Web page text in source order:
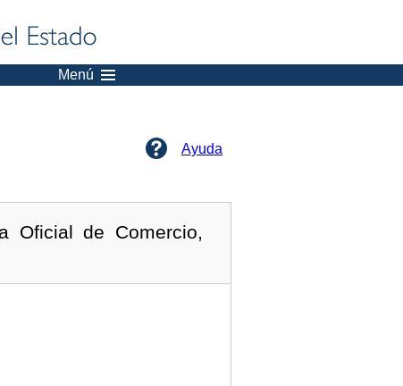
Menú
Ayuda
Oficial de Comercio,